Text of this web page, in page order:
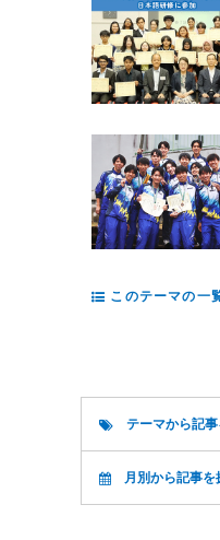
このテーマの一
テーマから記事
月別から記事を